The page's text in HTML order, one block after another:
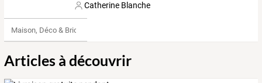
Catherine Blanche
Maison, Déco & Bricolage
Articles à découvrir